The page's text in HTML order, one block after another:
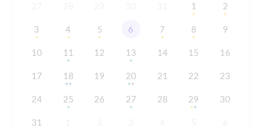
1 2
3 4 5 6 7 8 9
10 11 12 13 14 15 16
17 18 19 20 21 22 23
24 25 26 27 28 29 30
31